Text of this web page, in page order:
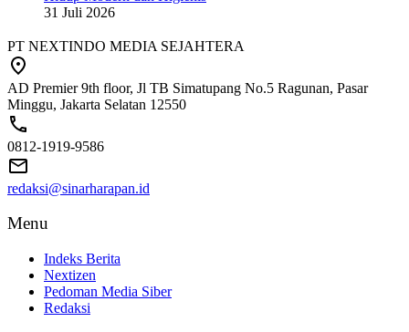
31 Juli 2026
PT NEXTINDO MEDIA SEJAHTERA
AD Premier 9th floor, Jl TB Simatupang No.5 Ragunan, Pasar
Minggu, Jakarta Selatan 12550
0812-1919-9586
redaksi@sinarharapan.id
Menu
Indeks Berita
Nextizen
Pedoman Media Siber
Redaksi